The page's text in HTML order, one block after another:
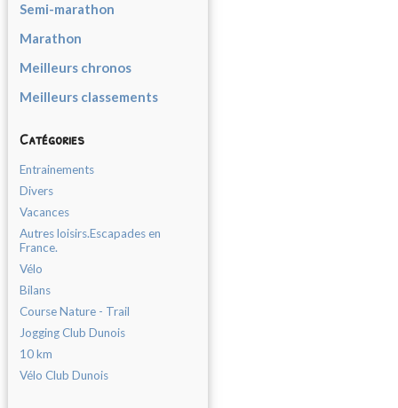
Semi-marathon
Marathon
Meilleurs chronos
Meilleurs classements
Catégories
Entrainements
Divers
Vacances
Autres loisirs.Escapades en
France.
Vélo
Bilans
Course Nature - Trail
Jogging Club Dunois
10 km
Vélo Club Dunois